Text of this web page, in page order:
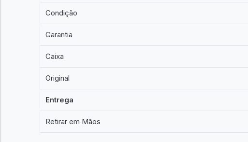
Condição
Garantia
Caixa
Original
Entrega
Retirar em Mãos